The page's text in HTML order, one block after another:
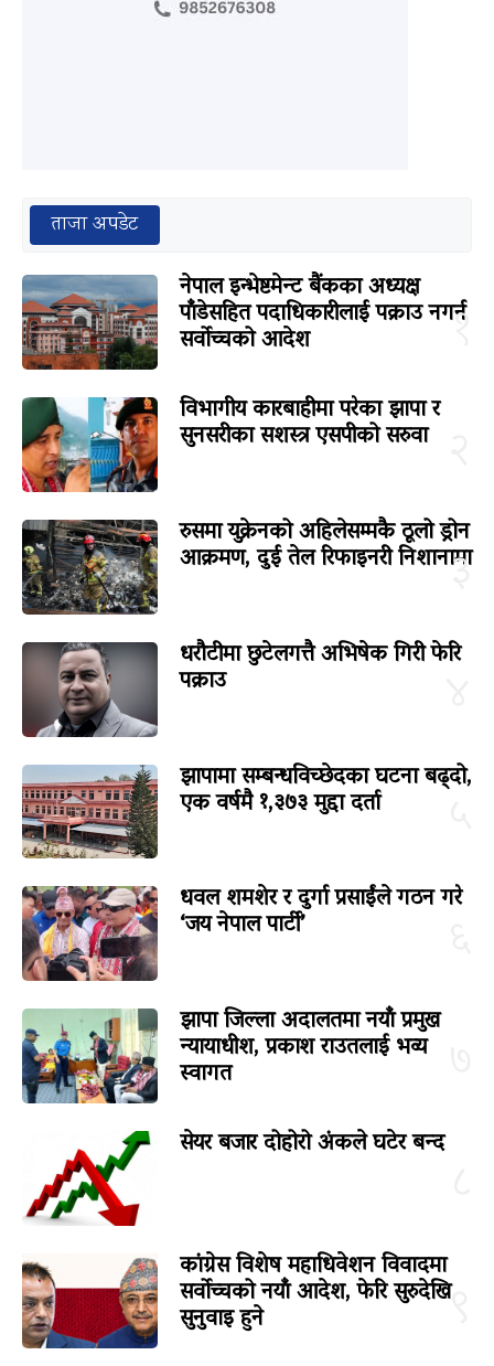
ताजा अपडेट
१
नेपाल इन्भेष्टमेन्ट बैंकका अध्यक्ष
पाँडेसहित पदाधिकारीलाई पक्राउ नगर्न
सर्वोच्चको आदेश
विभागीय कारबाहीमा परेका झापा र
सुनसरीका सशस्त्र एसपीको सरुवा
३
रुसमा युक्रेनको अहिलेसम्मकै ठूलो ड्रोन
आक्रमण, दुई तेल रिफाइनरी निशानामा
धरौटीमा छुटेलगत्तै अभिषेक गिरी फेरि
पक्राउ
झापामा सम्बन्धविच्छेदका घटना बढ्दो,
एक वर्षमै १,३७३ मुद्दा दर्ता
धवल शमशेर र दुर्गा प्रसाईंले गठन गरे
‘जय नेपाल पार्टी’
झापा जिल्ला अदालतमा नयाँ प्रमुख
न्यायाधीश, प्रकाश राउतलाई भव्य
स्वागत
सेयर बजार दोहोरो अंकले घटेर बन्द
९
कांग्रेस विशेष महाधिवेशन विवादमा
सर्वोच्चको नयाँ आदेश, फेरि सुरुदेखि
सुनुवाइ हुने